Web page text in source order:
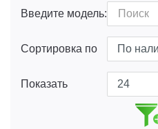
Введите модель:
Сортировка по
Показать